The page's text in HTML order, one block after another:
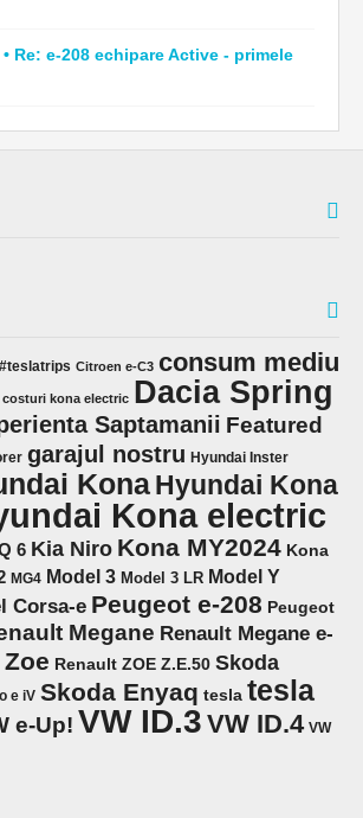
Re: e-208 echipare Active - primele
#teslatrips Citroen e-C3 consum mediu
costuri kona electric Dacia Spring
Saptamanii Featured
garajul nostru Hyundai Inster
KonaHyundai Kona
Kona electric
6 Kia Niro Kona MY2024 Kona
MG4 Model 3 Model 3 LR Model Y
Corsa-e Peugeot e-208 Peugeot
Megane Renault Megane e-
Renault ZOE Z.E.50 Skoda
e iV Skoda Enyaq tesla tesla
e-Up! VW ID.3 VW ID.4 VW